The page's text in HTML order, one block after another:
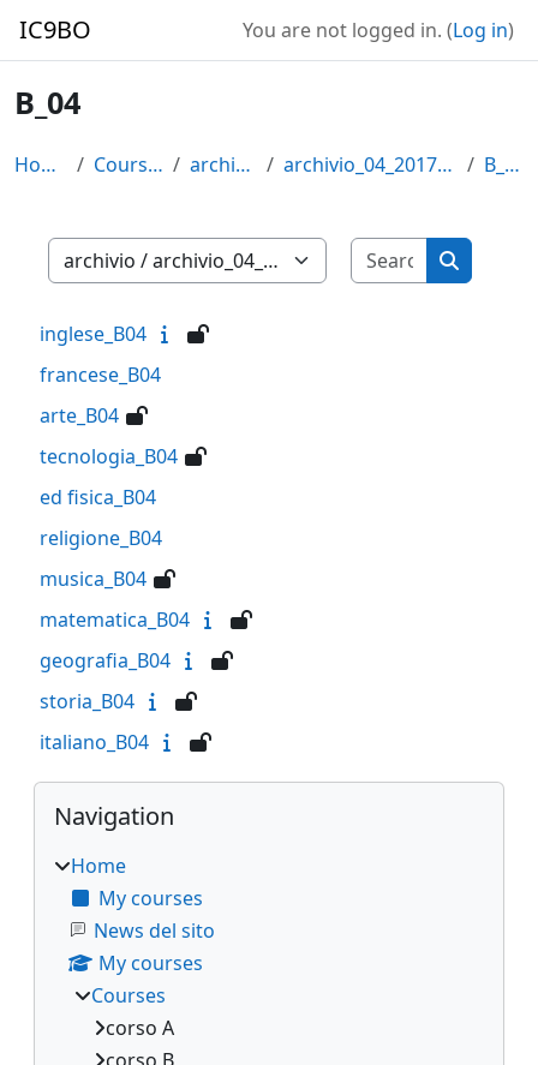
IC9BO You are not logged in. (Log in)
B_04
Home Courses archivio archivio_04_2017_18 B_04
Course categories
Search
Search
inglese_B04
francese_B04
arte_B04
tecnologia_B04
ed fisica_B04
religione_B04
musica_B04
matematica_B04
geografia_B04
storia_B04
italiano_B04
Blocks
Skip Navigation
Navigation
Home
My courses
News del sito
My courses
Courses
corso A